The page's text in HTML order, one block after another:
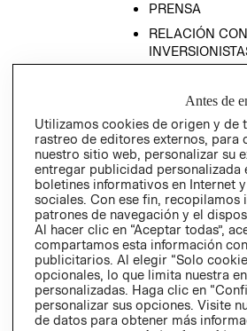
PRENSA
RELACIÓN CON
EMPRESARIAL
Uruguay ($U)
Antes de
Utilizamos cookies de origen y de
rastreo de editores externos,
nuestro sitio web, personalizar su
entregar publicidad personalizada
boletines informativos en Internet
sociales. Con ese fin,
patrones de navegación y el
Al hacer clic en “Aceptar todas”,
compartamos esta información
publicitarios. Al elegir “Solo
opcionales, lo que limita nuestra
personalizadas. Haga clic en
personalizar sus opciones. Visite
de datos para obtener más